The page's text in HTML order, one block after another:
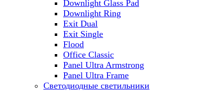
Downlight Glass Pad
Downlight Ring
Exit Dual
Exit Single
Flood
Office Classic
Panel Ultra Armstrong
Panel Ultra Frame
Светодиодные светильники